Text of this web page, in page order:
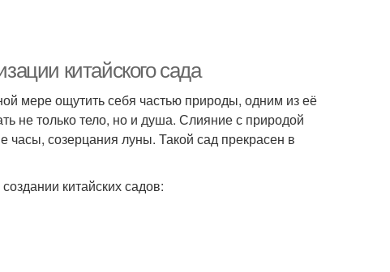
китайского сада
мере ощутить себя частью природы, одним из её
не только тело, но и душа. Слияние с природой
часы, созерцания луны. Такой сад прекрасен в
китайских садов: